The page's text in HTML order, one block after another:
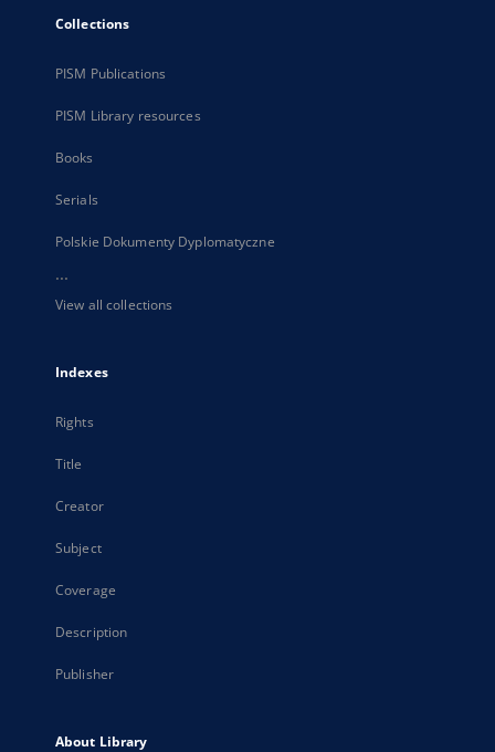
Collections
PISM Publications
PISM Library resources
Books
Serials
Polskie Dokumenty Dyplomatyczne
...
View all collections
Indexes
Rights
Title
Creator
Subject
Coverage
Description
Publisher
About Library